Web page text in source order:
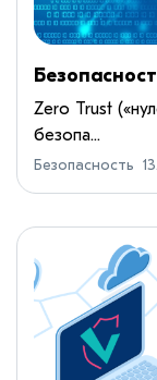
Zero Trust
безопа...
Безопасность